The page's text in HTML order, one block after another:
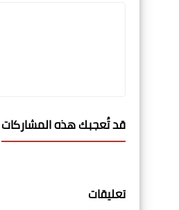
قد تُعجبك هذه المشاركات
تعليقات